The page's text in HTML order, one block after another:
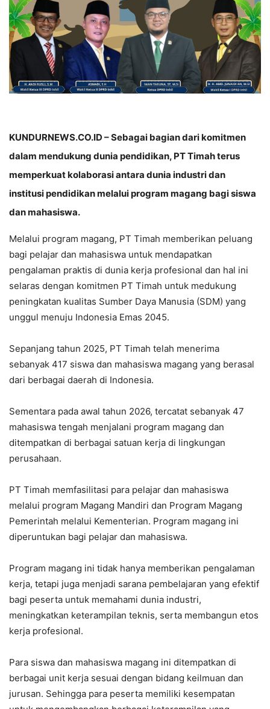
KUNDURNEWS.CO.ID – Sebagai bagian dari komitmen
dalam mendukung dunia pendidikan, PT Timah terus
memperkuat kolaborasi antara dunia industri dan
institusi pendidikan melalui program magang bagi siswa
dan mahasiswa.
Melalui program magang, PT Timah memberikan peluang
bagi pelajar dan mahasiswa untuk mendapatkan
pengalaman praktis di dunia kerja profesional dan hal ini
selaras dengan komitmen PT Timah untuk medukung
peningkatan kualitas Sumber Daya Manusia (SDM) yang
unggul menuju Indonesia Emas 2045.
Sepanjang tahun 2025, PT Timah telah menerima
sebanyak 417 siswa dan mahasiswa magang yang berasal
dari berbagai daerah di Indonesia.
Sementara pada awal tahun 2026, tercatat sebanyak 47
mahasiswa tengah menjalani program magang dan
ditempatkan di berbagai satuan kerja di lingkungan
perusahaan.
PT Timah memfasilitasi para pelajar dan mahasiswa
melalui program Magang Mandiri dan Program Magang
Pemerintah melalui Kementerian. Program magang ini
diperuntukan bagi pelajar dan mahasiswa.
Program magang ini tidak hanya memberikan pengalaman
kerja, tetapi juga menjadi sarana pembelajaran yang efektif
bagi peserta untuk memahami dunia industri,
meningkatkan keterampilan teknis, serta membangun etos
kerja profesional.
Para siswa dan mahasiswa magang ini ditempatkan di
berbagai unit kerja sesuai dengan bidang keilmuan dan
jurusan. Sehingga para peserta memiliki kesempatan